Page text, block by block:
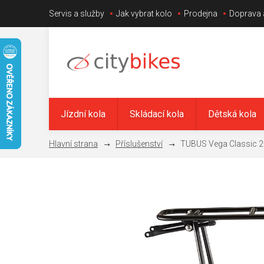
obsah
Servis a služby Jak vybrat kolo Prodejna Doprava
Jízdní kola Skládací kola Dětská kola
Příslušenství TUBUS Vega Classic